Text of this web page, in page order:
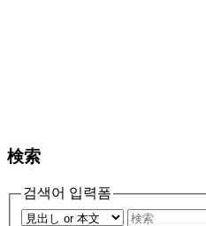
検索
검색어 입력폼